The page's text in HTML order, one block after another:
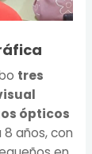
tres
ópticos
8 años, con